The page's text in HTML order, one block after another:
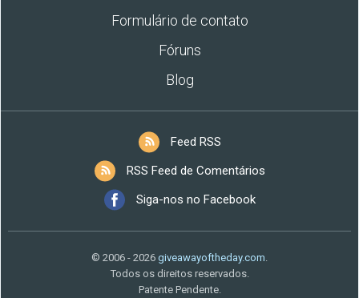
Formulário de contato
Fóruns
Blog
Feed RSS
RSS Feed de Comentários
Siga-nos no Facebook
© 2006 - 2026 giveawayoftheday.com.
Todos os direitos reservados.
Patente Pendente.